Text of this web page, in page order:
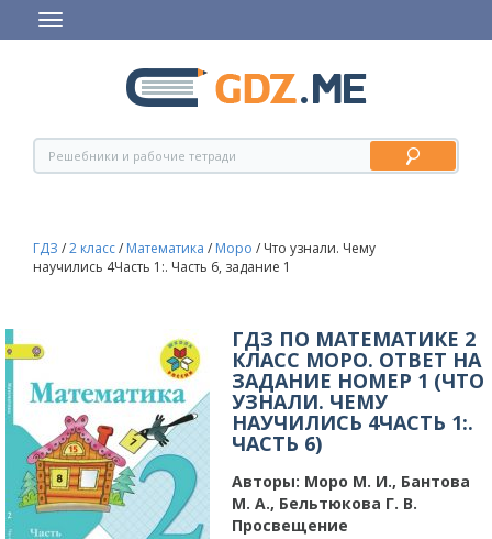
ГДЗ /2 класс/ Математика / Моро / Что узнали. Чему
научились 4Часть 1:. Часть 6, задание 1
ГДЗ ПО МАТЕМАТИКЕ 2
КЛАСС МОРО. ОТВЕТ НА
ЗАДАНИЕ НОМЕР 1 (ЧТО
УЗНАЛИ. ЧЕМУ
НАУЧИЛИСЬ 4ЧАСТЬ 1:.
ЧАСТЬ 6)
Авторы: Моро М. И., Бантова
М. А., Бельтюкова Г. В.
Просвещение